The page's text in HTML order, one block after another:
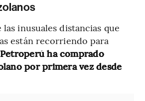
inusuales distancias que
están recorriendo para
Petroperú ha comprado
por primera vez desde